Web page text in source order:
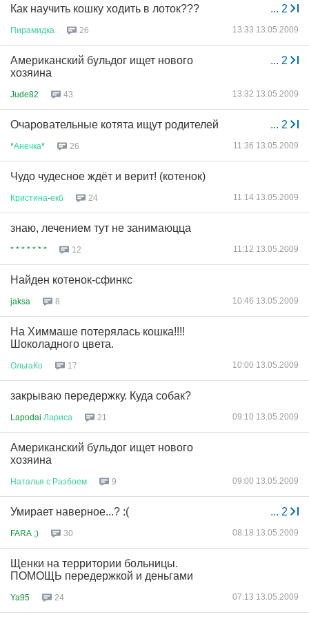
... 2
Как научить кошку ходить в лоток???
Пирамидка 26 13:33 13.05.2009
... 2
Американский бульдог ищет нового
хозяина
Jude82 43 13:32 13.05.2009
... 2
Очаровательные котята ищут родителей
*Анечка* 26 11:36 13.05.2009
Чудо чудесное ждёт и верит! (котенок)
Кристина-екб 24 11:14 13.05.2009
знаю, лечением тут не занимаюцца
* * * * * * * 12 11:12 13.05.2009
Найден котенок-сфинкс
jaksa 8 10:46 13.05.2009
На Химмаше потерялась кошка!!!!
Шоколадного цвета.
ОльгаКо 17 10:00 13.05.2009
закрываю передержку. Куда собак?
Lapodai Лариса 21 09:10 13.05.2009
Американский бульдог ищет нового
хозяина
Наталья с Разбоем 9 09:00 13.05.2009
... 2
Умирает наверное...? :(
FARA ;) 30 08:18 13.05.2009
Щенки на территории больницы.
ПОМОЩЬ передержкой и деньгами
Ya95 24 07:13 13.05.2009